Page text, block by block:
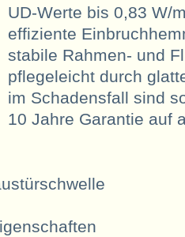
UD-Werte bis 0,83 W/
effiziente
stabile Rahmen- und
pflegeleicht durch
im Schadensfall sind
10 Jahre Garantie auf